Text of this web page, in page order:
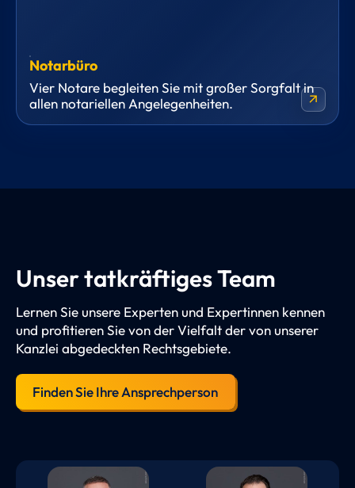
arrow_outward
Notarbüro
Vier Notare begleiten Sie mit großer Sorgfalt in
allen notariellen Angelegenheiten.
Unser tatkräftiges Team
Lernen Sie unsere Experten und Expertinnen kennen
und profitieren Sie von der Vielfalt der von unserer
Kanzlei abgedeckten Rechtsgebiete.
Finden Sie Ihre Ansprechperson